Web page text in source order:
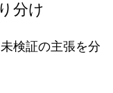
分け
検証の主張を分